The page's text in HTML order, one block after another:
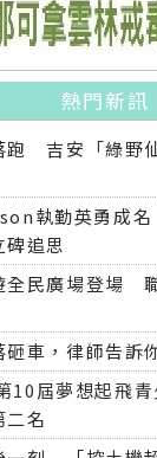
熱門新訊
跑 吉安「綠野
執勤英勇成
追思
全民廣場登場
車，律師告訴
10屆夢想起飛
二名